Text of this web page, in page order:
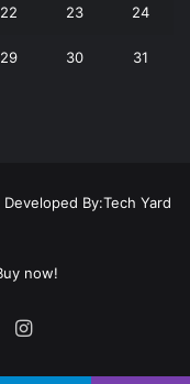
22 23 24
29 30 31
By:Tech Yard
now!
Instagram